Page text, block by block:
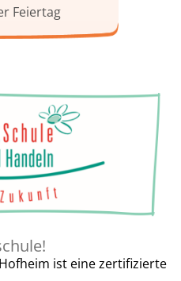
Feiertag
ist eine zertifizierte